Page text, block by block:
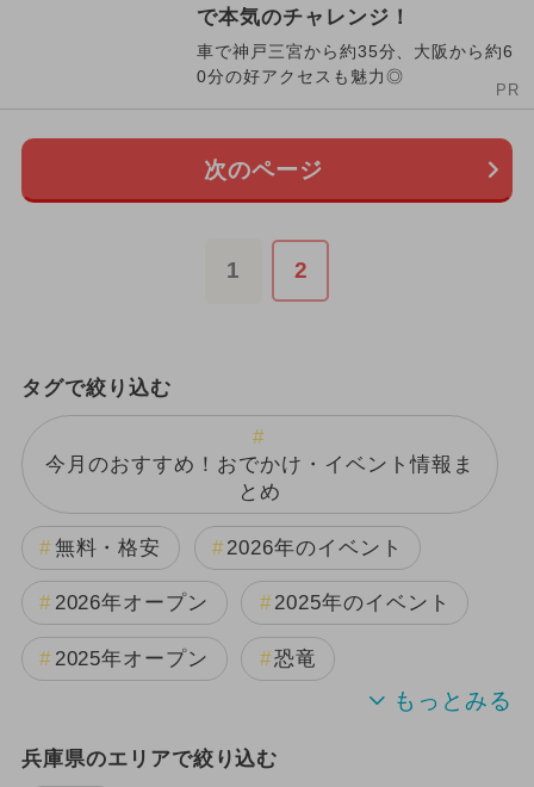
で本気のチャレンジ！
車で神戸三宮から約35分、大阪から約6
0分の好アクセスも魅力◎
PR
次のページ
1 2
タグで絞り込む
今月のおすすめ！おでかけ・イベント情報ま
とめ
無料・格安 2026年のイベント
2026年オープン 2025年のイベント
2025年オープン 恐竜
週末イベント関西パック
兵庫県のエリアで絞り込む